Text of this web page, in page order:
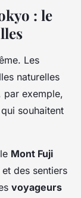
: le
Les
naturelles
par exemple,
souhaitent
Mont Fuji
des sentiers
voyageurs